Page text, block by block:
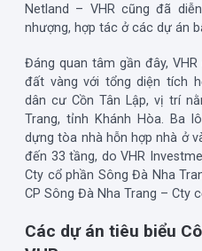
Netland – VHR cũng đã
nhượng, hợp tác ở các dự án
Đáng quan tâm gần đây,
đất vàng với tổng diện tích
dân cư Cồn Tân Lập, vị trí
Trang, tỉnh Khánh Hòa. Ba
dựng tòa nhà hỗn hợp nhà ở
đến 33 tầng, do VHR
Cty cổ phần Sông Đà Nha
CP Sông Đà Nha Trang – Cty
Các dự án tiêu biểu